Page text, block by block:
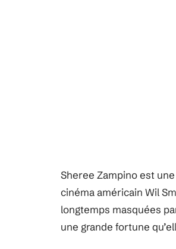
Sheree Zampino est
cinéma américain Wil
longtemps masquées
une grande fortune